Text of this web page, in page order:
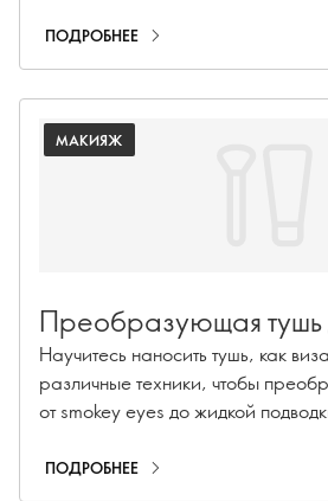
ПОДРОБНЕЕ
МАКИЯЖ
Преобразующая тушь
Научитесь наносить тушь, как
различные техники, чтобы
от smokey eyes до жидкой
которые вы должны попробовать.
ПОДРОБНЕЕ